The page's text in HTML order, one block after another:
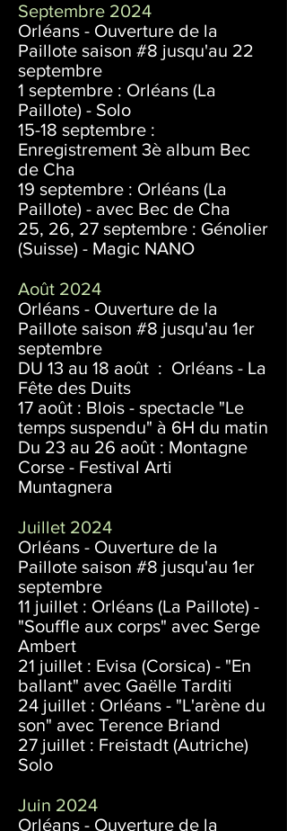
Septembre 2024
Orléans - Ouverture de la
Paillote saison #8 jusqu'au 22
septembre
1 septembre : Orléans (La
Paillote) - Solo
15-18 septembre :
Enregistrement 3è album Bec
de Cha
19 septembre : Orléans (La
Paillote) - avec Bec de Cha
25, 26, 27 septembre : Génolier
(Suisse) - Magic NANO
Août 2024
Orléans - Ouverture de la
Paillote saison #8 jusqu'au 1er
septembre
DU 13 au 18 août : Orléans - La
Fête des Duits
17 août : Blois - spectacle "Le
temps suspendu" à 6H du matin
Du 23 au 26 août : Montagne
Corse - Festival Arti
Muntagnera
Juillet 2024
Orléans - Ouverture de la
Paillote saison #8 jusqu'au 1er
septembre
11 juillet : Orléans (La Paillote) -
"Souffle aux corps" avec Serge
Ambert
21 juillet : Evisa (Corsica) - "En
ballant" avec Gaëlle Tarditi
24 juillet : Orléans - "L'arène du
son" avec Terence Briand
27 juillet : Freistadt (Autriche)
Solo
Juin 2024
Orléans - Ouverture de la